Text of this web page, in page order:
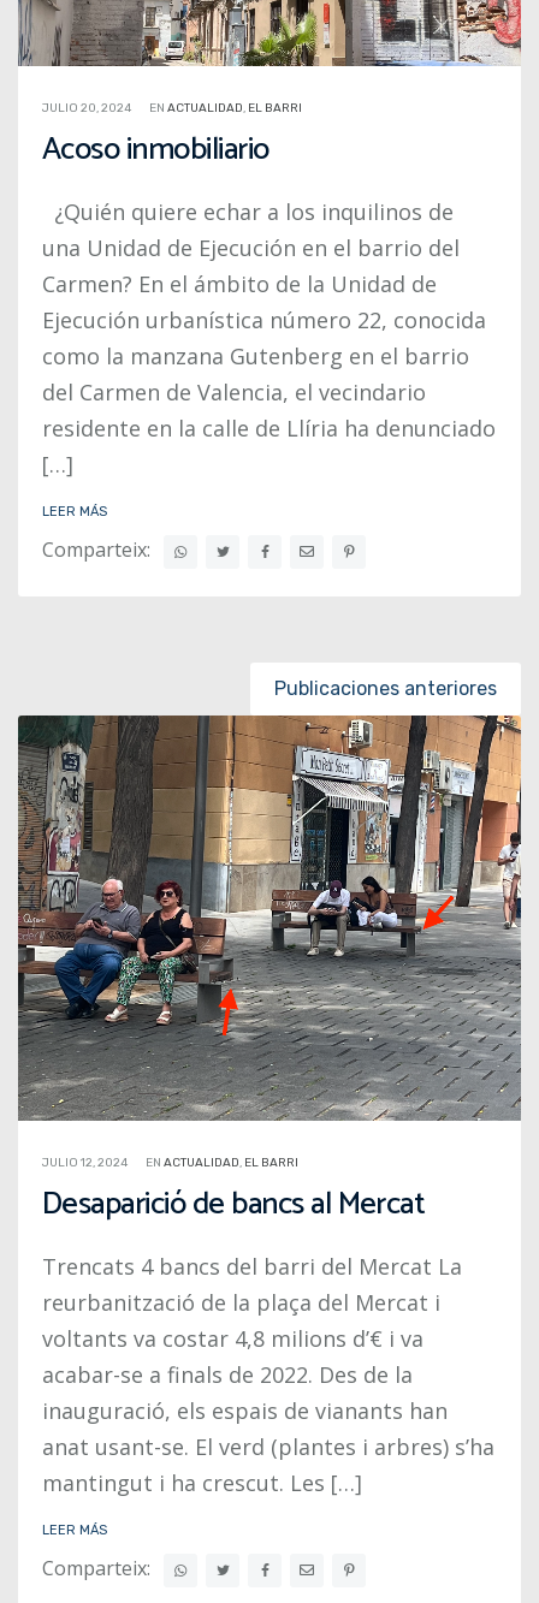
JULIO 20, 2024 EN ACTUALIDAD, EL BARRI
Acoso inmobiliario
¿Quién quiere echar a los inquilinos de
una Unidad de Ejecución en el barrio del
Carmen? En el ámbito de la Unidad de
Ejecución urbanística número 22, conocida
como la manzana Gutenberg en el barrio
del Carmen de Valencia, el vecindario
residente en la calle de Llíria ha denunciado
[…]
LEER MÁS
Comparteix:
Publicaciones anteriores
JULIO 12, 2024 EN ACTUALIDAD, EL BARRI
Desaparició de bancs al Mercat
Trencats 4 bancs del barri del Mercat La
reurbanització de la plaça del Mercat i
voltants va costar 4,8 milions d’€ i va
acabar-se a finals de 2022. Des de la
inauguració, els espais de vianants han
anat usant-se. El verd (plantes i arbres) s’ha
mantingut i ha crescut. Les […]
LEER MÁS
Comparteix: